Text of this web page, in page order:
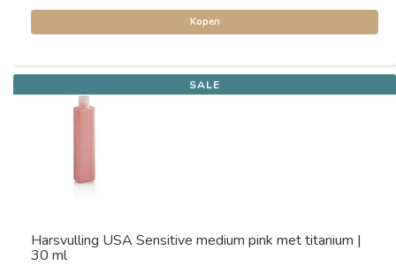
Kopen
SALE
Harsvulling USA Sensitive medium pink met titanium |
30 ml